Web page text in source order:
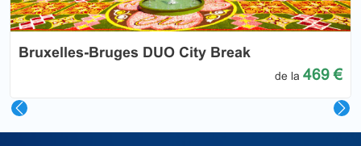
Bruxelles-Bruges DUO City Break
de la 469 €